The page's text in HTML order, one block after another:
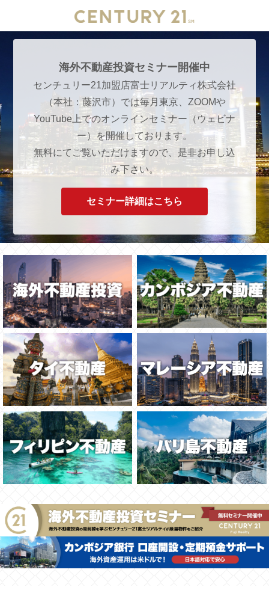
海外不動産投資セミナー開催中
センチュリー21加盟店富士リアルティ株式会社
（本社：藤沢市）では毎月東京、ZOOMや
YouTube上でのオンラインセミナー（ウェビナ
ー）を開催しております。
無料にてご覧いただけますので、是非お申し込
み下さい。
セミナー詳細はこちら